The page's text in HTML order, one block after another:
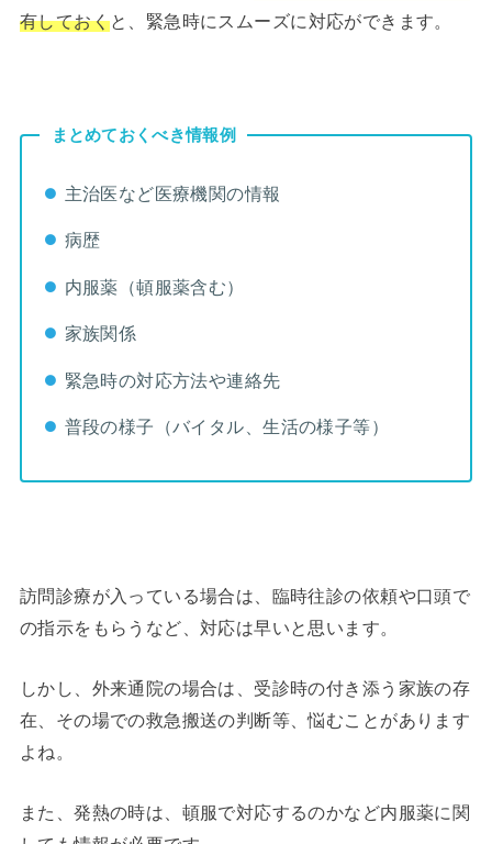
有しておくと、緊急時にスムーズに対応ができます。
まとめておくべき情報例
主治医など医療機関の情報
病歴
内服薬（頓服薬含む）
家族関係
緊急時の対応方法や連絡先
普段の様子（バイタル、生活の様子等）
訪問診療が入っている場合は、臨時往診の依頼や口頭で
の指示をもらうなど、対応は早いと思います。
しかし、外来通院の場合は、受診時の付き添う家族の存
在、その場での救急搬送の判断等、悩むことがあります
よね。
また、発熱の時は、頓服で対応するのかなど内服薬に関